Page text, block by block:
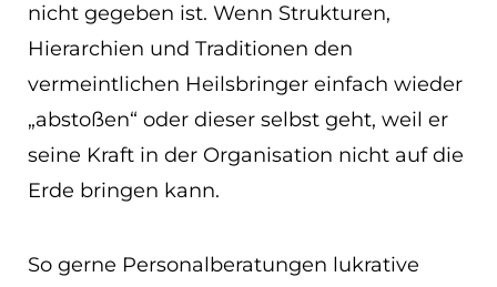
nicht gegeben ist. Wenn Strukturen,
Hierarchien und Traditionen den
vermeintlichen Heilsbringer einfach wieder
„abstoßen“ oder dieser selbst geht, weil er
seine Kraft in der Organisation nicht auf die
Erde bringen kann.
So gerne Personalberatungen lukrative